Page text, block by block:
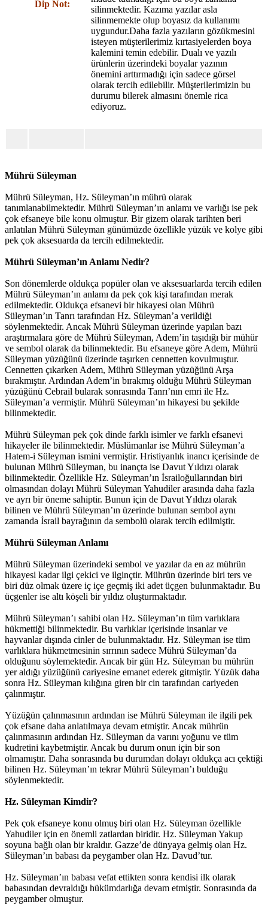
Dip Not:
silinmektedir. Kazıma yazılar asla
silinmemekte olup boyasız da kullanımı
uygundur.Daha fazla yazıların gözükmesini
isteyen müşterilerimiz kırtasiyelerden boya
kalemini temin edebilir. Dualı ve yazılı
ürünlerin üzerindeki boyalar yazının
önemini arttırmadığı için sadece görsel
olarak tercih edilebilir. Müşterilerimizin bu
durumu bilerek almasını önemle rica
ediyoruz.
Mührü Süleyman
Mührü Süleyman, Hz. Süleyman’ın mührü olarak
tanımlanabilmektedir. Mührü Süleyman’ın anlamı ve varlığı ise pek
çok efsaneye bile konu olmuştur. Bir gizem olarak tarihten beri
anlatılan Mührü Süleyman günümüzde özellikle yüzük ve kolye gibi
pek çok aksesuarda da tercih edilmektedir.
Mührü Süleyman’ın Anlamı Nedir?
Son dönemlerde oldukça popüler olan ve aksesuarlarda tercih edilen
Mührü Süleyman’ın anlamı da pek çok kişi tarafından merak
edilmektedir. Oldukça efsanevi bir hikayesi olan Mührü
Süleyman’ın Tanrı tarafından Hz. Süleyman’a verildiği
söylenmektedir. Ancak Mührü Süleyman üzerinde yapılan bazı
araştırmalara göre de Mührü Süleyman, Adem’in taşıdığı bir mühür
ve sembol olarak da bilinmektedir. Bu efsaneye göre Adem, Mührü
Süleyman yüzüğünü üzerinde taşırken cennetten kovulmuştur.
Cennetten çıkarken Adem, Mührü Süleyman yüzüğünü Arşa
bırakmıştır. Ardından Adem’in bırakmış olduğu Mührü Süleyman
yüzüğünü Cebrail bularak sonrasında Tanrı’nın emri ile Hz.
Süleyman’a vermiştir. Mührü Süleyman’ın hikayesi bu şekilde
bilinmektedir.
Mührü Süleyman pek çok dinde farklı isimler ve farklı efsanevi
hikayeler ile bilinmektedir. Müslümanlar ise Mührü Süleyman’a
Hatem-i Süleyman ismini vermiştir. Hristiyanlık inancı içerisinde de
bulunan Mührü Süleyman, bu inançta ise Davut Yıldızı olarak
bilinmektedir. Özellikle Hz. Süleyman’ın İsrailoğullarından biri
olmasından dolayı Mührü Süleyman Yahudiler arasında daha fazla
ve ayrı bir öneme sahiptir. Bunun için de Davut Yıldızı olarak
bilinen ve Mührü Süleyman’ın üzerinde bulunan sembol aynı
zamanda İsrail bayrağının da sembolü olarak tercih edilmiştir.
Mührü Süleyman Anlamı
Mührü Süleyman üzerindeki sembol ve yazılar da en az mührün
hikayesi kadar ilgi çekici ve ilginçtir. Mührün üzerinde biri ters ve
biri düz olmak üzere iç içe geçmiş iki adet üçgen bulunmaktadır. Bu
üçgenler ise altı köşeli bir yıldız oluşturmaktadır.
Mührü Süleyman’ı sahibi olan Hz. Süleyman’ın tüm varlıklara
hükmettiği bilinmektedir. Bu varlıklar içerisinde insanlar ve
hayvanlar dışında cinler de bulunmaktadır. Hz. Süleyman ise tüm
varlıklara hükmetmesinin sırrının sadece Mührü Süleyman’da
olduğunu söylemektedir. Ancak bir gün Hz. Süleyman bu mührün
yer aldığı yüzüğünü cariyesine emanet ederek gitmiştir. Yüzük daha
sonra Hz. Süleyman kılığına giren bir cin tarafından cariyeden
çalınmıştır.
Yüzüğün çalınmasının ardından ise Mührü Süleyman ile ilgili pek
çok efsane daha anlatılmaya devam etmiştir. Ancak mührün
çalınmasının ardından Hz. Süleyman da varını yoğunu ve tüm
kudretini kaybetmiştir. Ancak bu durum onun için bir son
olmamıştır. Daha sonrasında bu durumdan dolayı oldukça acı çektiği
bilinen Hz. Süleyman’ın tekrar Mührü Süleyman’ı bulduğu
söylenmektedir.
Hz. Süleyman Kimdir?
Pek çok efsaneye konu olmuş biri olan Hz. Süleyman özellikle
Yahudiler için en önemli zatlardan biridir. Hz. Süleyman Yakup
soyuna bağlı olan bir kraldır. Gazze’de dünyaya gelmiş olan Hz.
Süleyman’ın babası da peygamber olan Hz. Davud’tur.
Hz. Süleyman’ın babası vefat ettikten sonra kendisi ilk olarak
babasından devraldığı hükümdarlığa devam etmiştir. Sonrasında da
peygamber olmuştur.